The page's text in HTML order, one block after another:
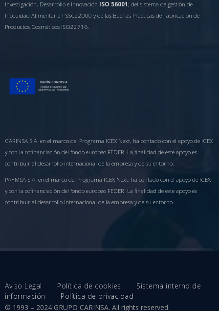
Investigación, Desarrollo e Innovación ISO 56001 ; del sistema de gestión de
Inocuidad Alimentaria FSSC22000 y de las Buenas Prácticas de Fabricación de
Productos Cosméticos ISO22716.
CARINSA S.A. en el marco del Programa ICEX Next, ha contado con el apoyo de ICEX
y con la cofinanciación del fondo europeo FEDER. La finalidad de este apoyo es
contribuir al desarrollo internacional de la empresa y de su entorno.
PAYMSA S.A. en el marco del Programa ICEX Next, ha contado con el apoyo de ICEX
y con la cofinanciación del fondo europeo FEDER. La finalidad de este apoyo es
contribuir al desarrollo internacional de la empresa y de su entorno.
Aviso Legal Política de cookies Sistema interno de
información Política de privacidad
© 1993 – 2024 GRUPO CARINSA. All rights reserved.